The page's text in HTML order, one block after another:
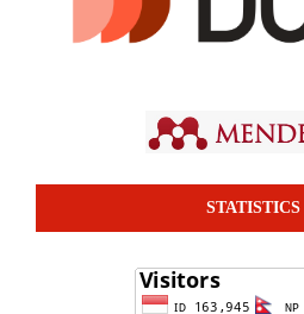
STATISTICS